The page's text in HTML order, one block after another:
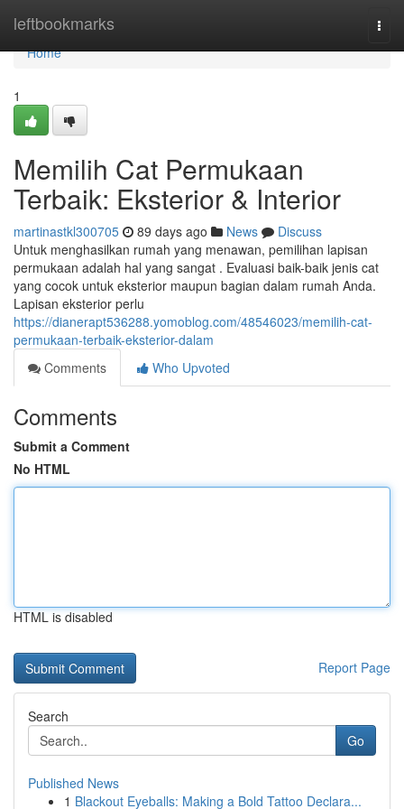
leftbookmarks
Home
Home
1
Memilih Cat Permukaan
Terbaik: Eksterior & Interior
martinastkl300705 89 days ago News
Discuss
Untuk menghasilkan rumah yang menawan, pemilihan lapisan
permukaan adalah hal yang sangat . Evaluasi baik-baik jenis cat
yang cocok untuk eksterior maupun bagian dalam rumah Anda.
Lapisan eksterior perlu
https://dianerapt536288.yomoblog.com/48546023/memilih-cat-
permukaan-terbaik-eksterior-dalam
Comments
Who Upvoted
Comments
Submit a Comment
No HTML
HTML is disabled
Report Page
Search
Go
Published News
1 Blackout Eyeballs: Making a Bold Tattoo Declara...